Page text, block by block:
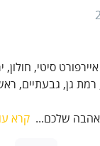
סיטי,
גן, גבעתיים,
שלכם... קרא